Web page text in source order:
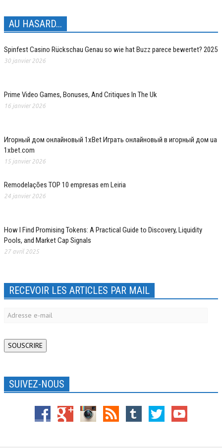
AU HASARD...
Spinfest Casino Rückschau Genau so wie hat Buzz parece bewertet? 2025
30 janvier 2026
Prime Video Games, Bonuses, And Critiques In The Uk
16 janvier 2026
Игорный дом онлайновый 1xBet Играть онлайновый в игорный дом ua
1xbet.com
15 janvier 2026
Remodelações TOP 10 empresas em Leiria
24 janvier 2026
How I Find Promising Tokens: A Practical Guide to Discovery, Liquidity
Pools, and Market Cap Signals
27 avril 2025
RECEVOIR LES ARTICLES PAR MAIL
Adresse
SOUSCRIRE
SUIVEZ-NOUS